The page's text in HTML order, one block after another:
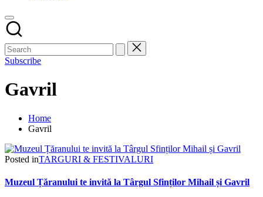
Subscribe
Gavril
Home
Gavril
Posted inTARGURI & FESTIVALURI
Muzeul Țăranului te invită la Târgul Sfinților Mihail și Gavril